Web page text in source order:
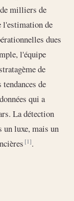
milliers de
l'estimation de
dues
l'équipe
de
de
qui a
La détection
un luxe, mais un
[1].